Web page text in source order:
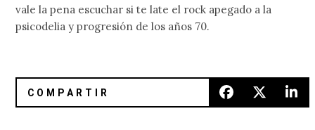
vale la pena escuchar si te late el rock apegado a la
psicodelia y progresión de los años 70.